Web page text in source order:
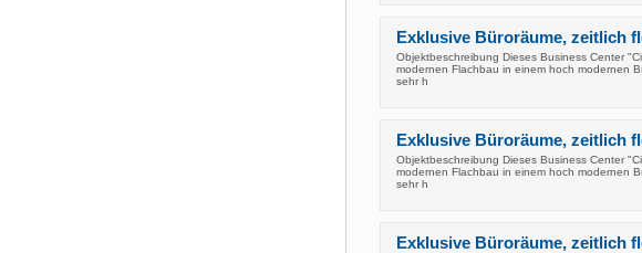
Exklusive Büroräume, zeitlich
Objektbeschreibung Dieses Business Center
modernen Flachbau in einem hoch modernen
sehr h
Exklusive Büroräume, zeitlich
Objektbeschreibung Dieses Business Center
modernen Flachbau in einem hoch modernen
sehr h
Exklusive Büroräume, zeitlich